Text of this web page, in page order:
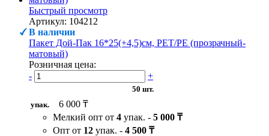
Быстрый просмотр
Артикул: 104212
В наличии
Пакет Дой-Пак 16*25(+4,5)см, PET/PE (прозрачный-
матовый)
Розничная цена:
-
+
50 шт.
упак.
6 000 ₸
Мелкий опт от 4 упак. - 5 000 ₸
Опт от 12 упак. - 4 500 ₸